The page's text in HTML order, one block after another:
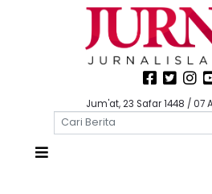
Jum'at, 23 Safar 1448 / 07